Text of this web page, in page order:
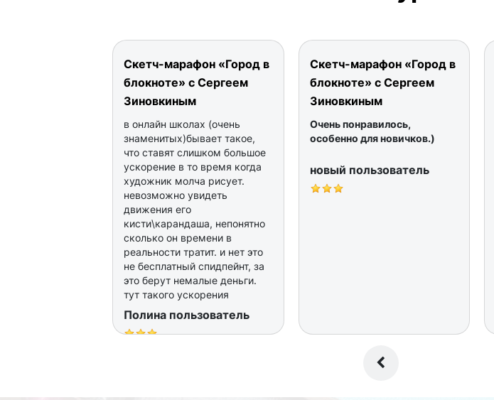
Скетч-марафон «Город в
блокноте» с Сергеем
Зиновкиным
в онлайн школах (очень
знаменитых)бывает такое,
что ставят слишком большое
ускорение в то время когда
художник молча рисует.
невозможно увидеть
движения его
кисти\карандаша, непонятно
сколько он времени в
реальности тратит. и нет это
не бесплатный спидпейнт, за
это берут немалые деньги.
тут такого ускорения
нет,спасибо вам за это!
Полина пользователь
Скетч-марафон «Город в
блокноте» с Сергеем
Зиновкиным
Очень понравилось,
особенно для новичков.)
новый пользователь